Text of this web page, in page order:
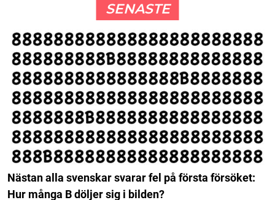
SENASTE
Nästan alla svenskar svarar fel på första försöket:
Hur många B döljer sig i bilden?